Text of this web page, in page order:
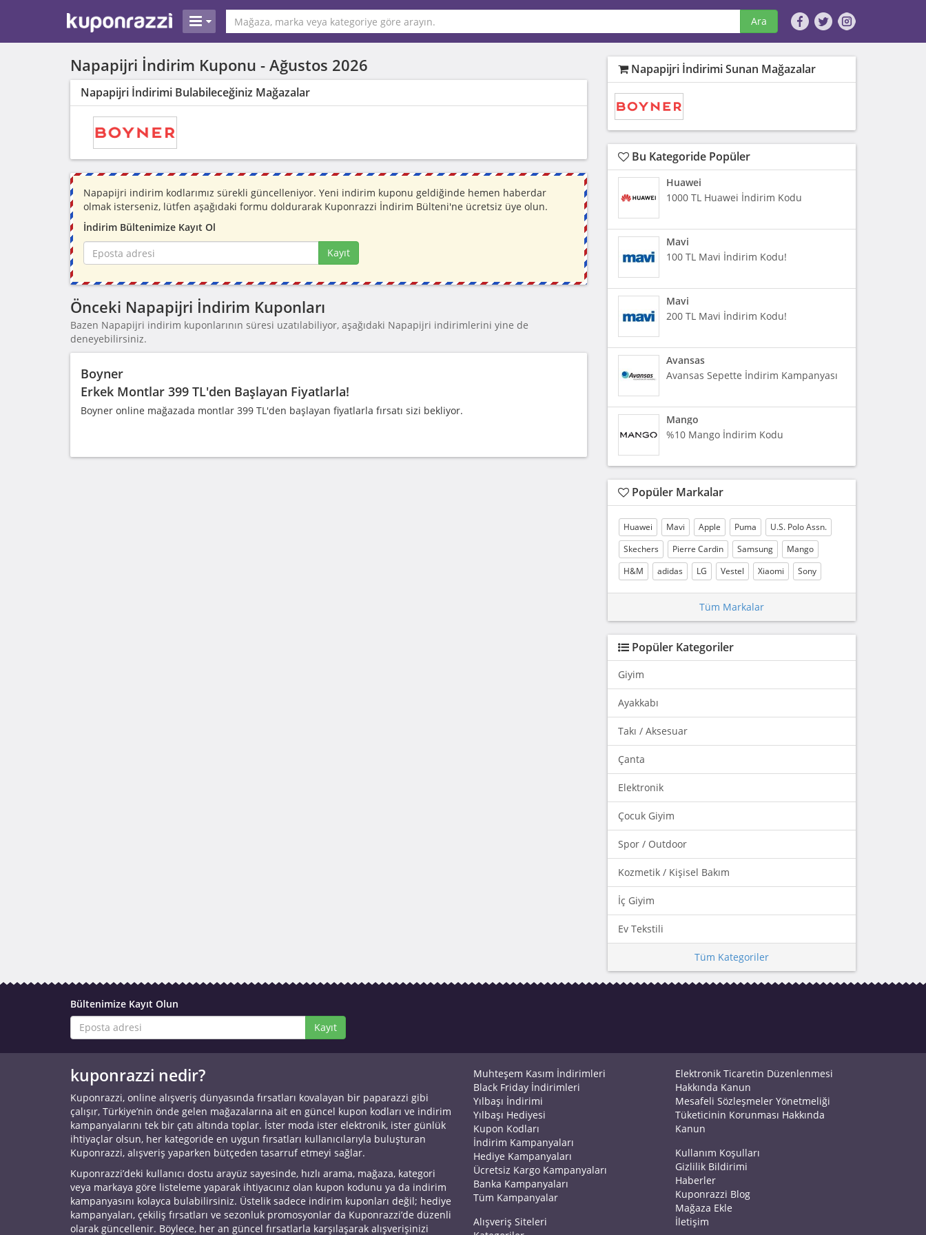
Ara
Napapijri İndirim Kuponu - Ağustos 2026
Napapijri İndirimi Bulabileceğiniz Mağazalar
Napapijri indirim kodlarımız sürekli güncelleniyor. Yeni indirim kuponu geldiğinde hemen haberdar
olmak isterseniz, lütfen aşağıdaki formu doldurarak Kuponrazzi İndirim Bülteni'ne ücretsiz üye olun.
İndirim Bültenimize Kayıt Ol
Kayıt
Önceki Napapijri İndirim Kuponları
Bazen Napapijri indirim kuponlarının süresi uzatılabiliyor, aşağıdaki Napapijri indirimlerini yine de
deneyebilirsiniz.
Boyner
Erkek Montlar 399 TL'den Başlayan Fiyatlarla!
Boyner online mağazada montlar 399 TL'den başlayan fiyatlarla fırsatı sizi bekliyor.
Napapijri İndirimi Sunan Mağazalar
Bu Kategoride Popüler
Huawei
1000 TL Huawei İndirim Kodu
Mavi
100 TL Mavi İndirim Kodu!
Mavi
200 TL Mavi İndirim Kodu!
Avansas
Avansas Sepette İndirim Kampanyası
Mango
%10 Mango İndirim Kodu
Popüler Markalar
Huawei Mavi Apple Puma
U.S. Polo Assn.
Skechers
Pierre Cardin Samsung
Mango
H&M
adidas LG Vestel Xiaomi Sony
Tüm Markalar
Popüler Kategoriler
Giyim
Ayakkabı
Takı / Aksesuar
Çanta
Elektronik
Çocuk Giyim
Spor / Outdoor
Kozmetik / Kişisel Bakım
İç Giyim
Ev Tekstili
Tüm Kategoriler
Bültenimize Kayıt Olun
Kayıt
kuponrazzi nedir?
Kuponrazzi, online alışveriş dünyasında fırsatları kovalayan bir paparazzi gibi
çalışır, Türkiye’nin önde gelen mağazalarına ait en güncel kupon kodları ve indirim
kampanyalarını tek bir çatı altında toplar. İster moda ister elektronik, ister günlük
ihtiyaçlar olsun, her kategoride en uygun fırsatları kullanıcılarıyla buluşturan
Kuponrazzi, alışveriş yaparken bütçeden tasarruf etmeyi sağlar.
Kuponrazzi’deki kullanıcı dostu arayüz sayesinde, hızlı arama, mağaza, kategori
veya markaya göre listeleme yaparak ihtiyacınız olan kupon kodunu ya da indirim
kampanyasını kolayca bulabilirsiniz. Üstelik sadece indirim kuponları değil; hediye
kampanyaları, çekiliş fırsatları ve sezonluk promosyonlar da Kuponrazzi’de düzenli
olarak güncellenir. Böylece, her an güncel fırsatlarla karşılaşarak alışverişinizi
Muhteşem Kasım İndirimleri
Black Friday İndirimleri
Yılbaşı İndirimi
Yılbaşı Hediyesi
Kupon Kodları
İndirim Kampanyaları
Hediye Kampanyaları
Ücretsiz Kargo Kampanyaları
Banka Kampanyaları
Tüm Kampanyalar
Alışveriş Siteleri
Elektronik Ticaretin Düzenlenmesi
Hakkında Kanun
Mesafeli Sözleşmeler Yönetmeliği
Tüketicinin Korunması Hakkında
Kanun
Kullanım Koşulları
Gizlilik Bildirimi
Haberler
Kuponrazzi Blog
Mağaza Ekle
İletişim